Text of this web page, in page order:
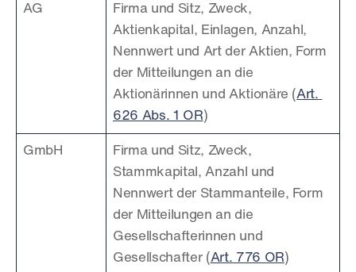
AG
Firma und Sitz, Zweck,
Aktienkapital, Einlagen, Anzahl,
Nennwert und Art der Aktien, Form
der Mitteilungen an die
Aktionärinnen und Aktionäre (Art.
626 Abs. 1 OR)
GmbH
Firma und Sitz, Zweck,
Stammkapital, Anzahl und
Nennwert der Stammanteile, Form
der Mitteilungen an die
Gesellschafterinnen und
Gesellschafter (Art. 776 OR)